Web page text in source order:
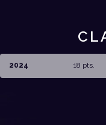
2024 18 pts.